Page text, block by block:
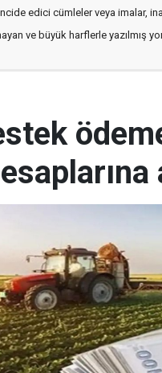
edici cümleler veya imalar,
ve büyük harflerle yazılmış